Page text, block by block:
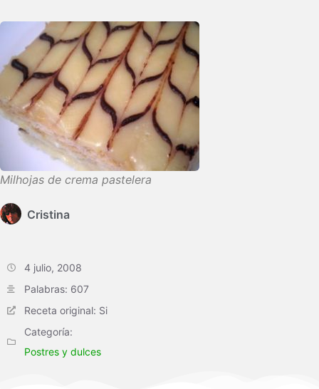
Milhojas de crema pastelera
Cristina
4 julio, 2008
Palabras: 607
Receta original: Si
Categoría:
Postres y dulces